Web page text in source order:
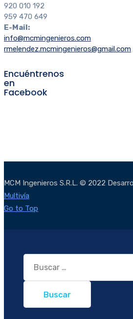
920 010 192
959 470 649
E-Mail:
info@mcmingenieros.com
rmelendez.mcmingenieros@gmail.com
Encuéntrenos
en
Facebook
MCM Ingenieros S.R.L. © 2022
Multivía
Go to Top
Buscar: